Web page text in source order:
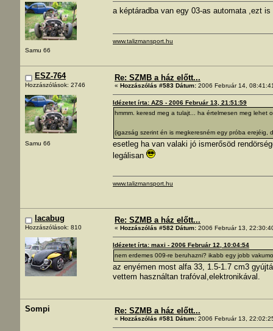
Samu 66
a képtáradba van egy 03-as automata ,ezt
www.talizmansport.hu
ESZ-764
Hozzászólások: 2746
Samu 66
Re: SZMB a ház előtt...
« Hozzászólás #583 Dátum: 2006 Február 14,
Idézetet írta: AZS - 2006 Február 13, 21:51:59
hmmm. keresd meg a tulajt... ha értelmesen meg lehet
(igazság szerint én is megkeresném egy próba
esetleg ha van valaki jó ismerősöd
legálisan
www.talizmansport.hu
lacabug
Hozzászólások: 810
Re: SZMB a ház előtt...
« Hozzászólás #582 Dátum: 2006 Február 13,
Idézetet írta: maxi - 2006 Február 12, 10:04:54
nem erdemes 009-re beruhazni? ikabb egy jobb
az enyémen most alfa 33, 1.5-1.7 cm3
vettem használtan trafóval,elektronikával.
Sompi Re: SZMB a ház előtt...
« Hozzászólás #581 Dátum: 2006 Február 13,